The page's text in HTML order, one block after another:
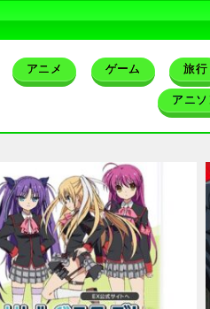
アニメ ゲーム 旅行
アニ